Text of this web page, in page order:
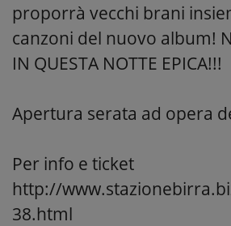
proporrà vecchi brani
canzoni del nuovo album!
IN QUESTA NOTTE EPICA!!!
Apertura serata ad opera
Per info e ticket
http://
38.html